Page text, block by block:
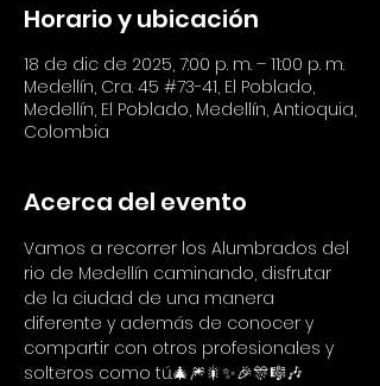
Horario y ubicación
18 de dic de 2025, 7:00 p. m. – 11:00 p. m.
Medellín, Cra. 45 #73-41, El Poblado,
Medellín, El Poblado, Medellín, Antioquia,
Colombia
Acerca del evento
Vamos a recorrer los Alumbrados del
rio de Medellín caminando, disfrutar
de la ciudad de una manera
diferente y además de conocer y
compartir con otros profesionales y
solteros como tú.🎄🎆🎇✨🎉🎊🎼🎶